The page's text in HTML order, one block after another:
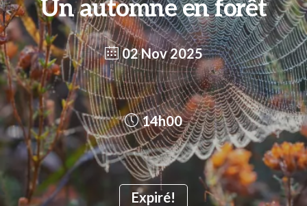
Un automne en forêt
02 Nov 2025
Expiré!
14h00